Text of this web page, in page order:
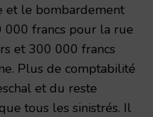
et le bombardement
000 francs pour la rue
et 300 000 francs
Plus de comptabilité
et du reste
tous les sinistrés. Il